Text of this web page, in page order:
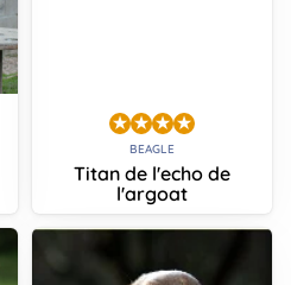
BEAGLE
Titan de l'echo de
l'argoat